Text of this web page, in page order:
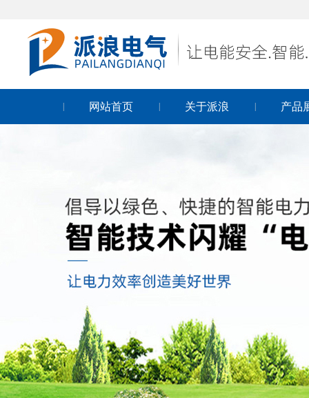
网站首页 关于派浪 产品